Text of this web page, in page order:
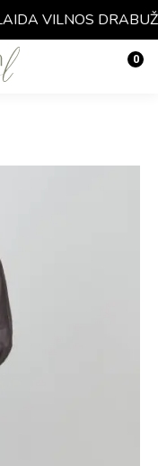
VILNOS
0